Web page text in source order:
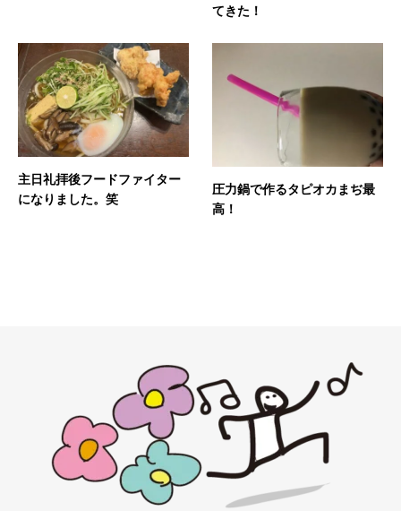
てきた！
主日礼拝後フードファイター
になりました。笑
圧力鍋で作るタピオカまぢ最
高！